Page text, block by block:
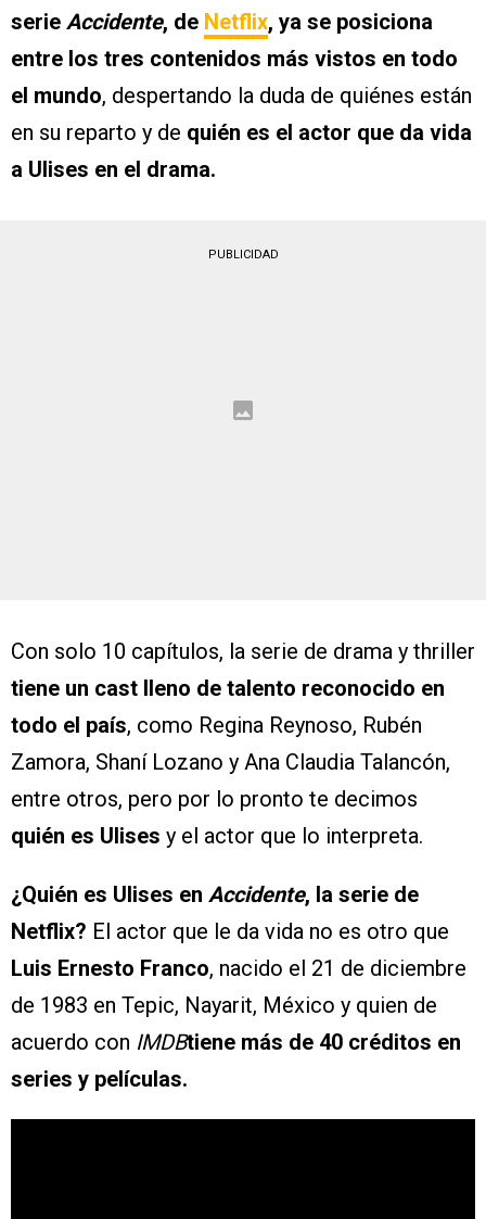
serie Accidente, de Netflix, ya se posiciona
entre los tres contenidos más vistos en todo
el mundo, despertando la duda de quiénes están
en su reparto y de quién es el actor que da vida
a Ulises en el drama.
PUBLICIDAD
Con solo 10 capítulos, la serie de drama y thriller
tiene un cast lleno de talento reconocido en
todo el país, como Regina Reynoso, Rubén
Zamora, Shaní Lozano y Ana Claudia Talancón,
entre otros, pero por lo pronto te decimos
quién es Ulises y el actor que lo interpreta.
¿Quién es Ulises en Accidente, la serie de
Netflix? El actor que le da vida no es otro que
Luis Ernesto Franco, nacido el 21 de diciembre
de 1983 en Tepic, Nayarit, México y quien de
acuerdo con IMDBtiene más de 40 créditos en
series y películas.